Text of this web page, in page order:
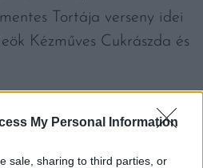
My Personal Information
sale, sharing to third parties, or
Tortája verseny idei
Kézműves Cukrászda és
verseny négyszeres- és a
Tortája verseny első